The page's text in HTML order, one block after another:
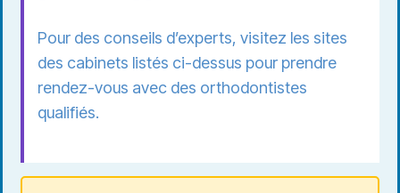
Pour des conseils d’experts, visitez les sites
des cabinets listés ci-dessus pour prendre
rendez-vous avec des orthodontistes
qualifiés.